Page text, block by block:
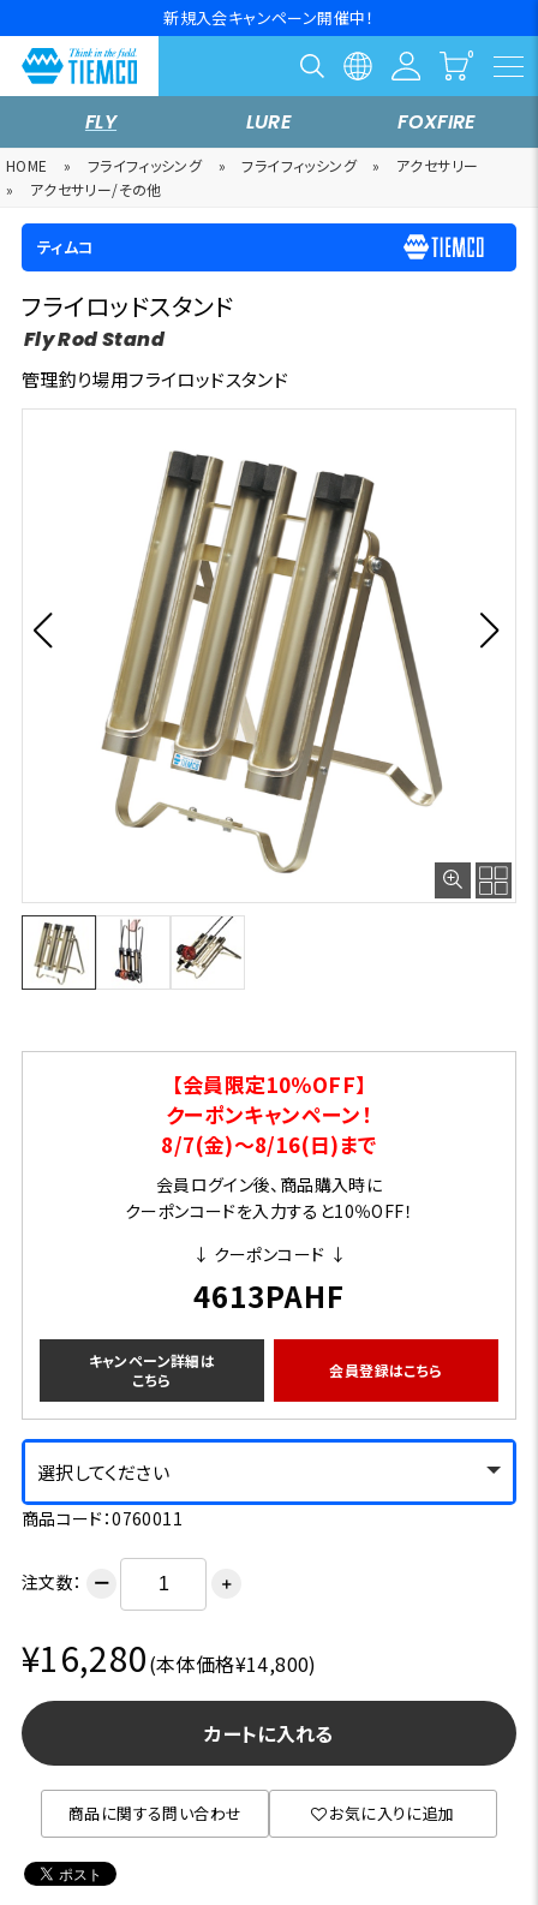
新規入会キャンペーン開催中！
FLY LURE FOXFIRE
HOME » フライフィッシング » フライフィッシング »
アクセサリー
»
アクセサリー/その他
ティムコ
フライロッドスタンド
Fly Rod Stand
管理釣り場用フライロッドスタンド
【会員限定10％OFF】
クーポンキャンペーン！
8/7(金)～8/16(日)まで
会員ログイン後、商品購入時に
クーポンコードを入力すると10％OFF！
↓ クーポンコード ↓
4613PAHF
キャンペーン詳細は
こちら
会員登録はこちら
選択してください
商品コード：0760011
注文数： ー ＋
¥16,280(本体価格¥14,800)
カートに入れる
商品に関する問い合わせ お気に入りに追加